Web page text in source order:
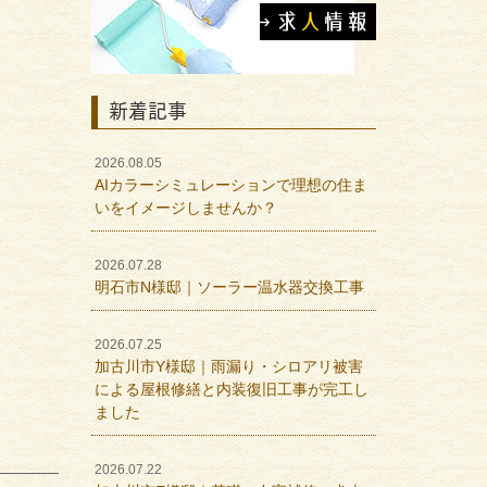
新着記事
2026.08.05
AIカラーシミュレーションで理想の住ま
いをイメージしませんか？
2026.07.28
明石市N様邸｜ソーラー温水器交換工事
2026.07.25
加古川市Y様邸｜雨漏り・シロアリ被害
による屋根修繕と内装復旧工事が完工し
ました
2026.07.22